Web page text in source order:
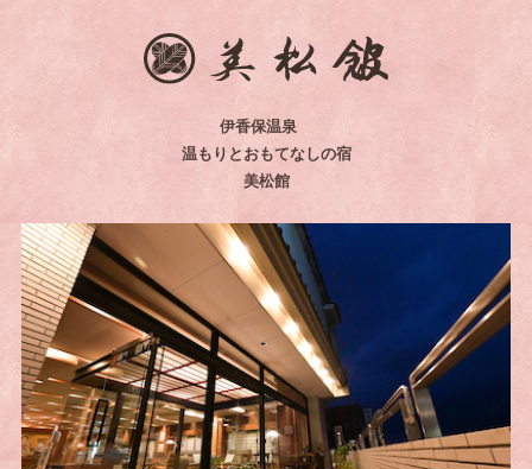
伊香保温泉
温もりとおもてなしの宿
美松館